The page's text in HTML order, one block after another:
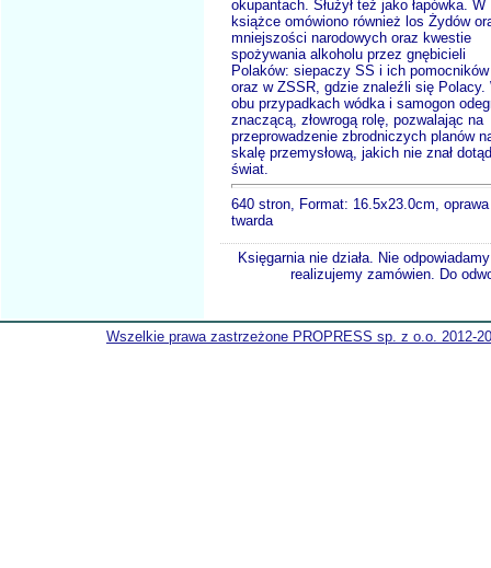
okupantach. Służył też jako łapówka. W
książce omówiono również los Żydów
mniejszości narodowych oraz kwestie
spożywania alkoholu przez gnębicieli
Polaków: siepaczy SS i ich pomocników
oraz w ZSSR, gdzie znaleźli się Polacy.
obu przypadkach wódka i samogon
znaczącą, złowrogą rolę, pozwalając na
przeprowadzenie zbrodniczych planów
skalę przemysłową, jakich nie znał dotąd
świat.
640 stron, Format: 16.5x23.0cm, oprawa
twarda
Księgarnia nie działa. Nie
realizujemy zamówien. Do
Wszelkie prawa zastrzeżone PROPRESS sp. z o.o. 2012-